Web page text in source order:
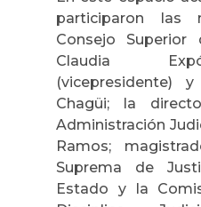
participaron las
Consejo Superior
Claudia
(vicepresidente)
Chagüi; la
Administración
Ramos;
Suprema de
Estado y la